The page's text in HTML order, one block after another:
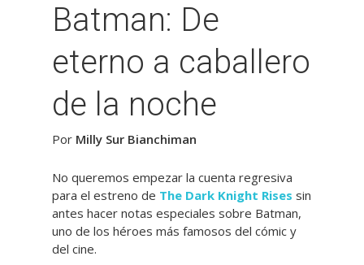
Batman: De
eterno a caballero
de la noche
Por Milly Sur Bianchiman
No queremos empezar la cuenta regresiva
para el estreno de The Dark Knight Rises sin
antes hacer notas especiales sobre Batman,
uno de los héroes más famosos del cómic y
del cine.